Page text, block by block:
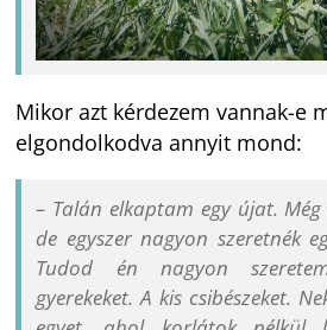
Mikor azt kérdezem vannak-e
elgondolkodva annyit mond:
– Talán elkaptam egy újat.
de egyszer nagyon szeretnék
Tudod én nagyon
gyerekeket. A kis csibészeket.